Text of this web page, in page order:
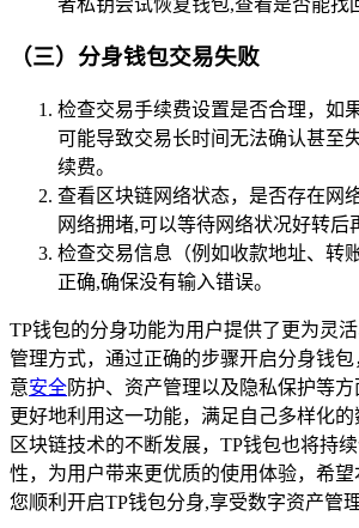
（三）分身钱包交易失败
检查交易手续费设置是否合理，如
可能导致交易长时间无法确认甚至
续费。
查看区块链网络状态，是否存在网
网络拥堵,可以等待网络状况好转后
检查交易信息（例如收款地址、转
正确,确保没有输入错误。
TP钱包的分身功能为用户提供了更为灵
管理方式，通过正确的步骤开启分身钱
意安全防护、资产管理以及隐私保护等
更好地利用这一功能，满足自己多样化
区块链技术的不断发展，TP钱包也将持
性，为用户带来更优质的使用体验，希
您顺利开启TP钱包分身,享受数字资产管